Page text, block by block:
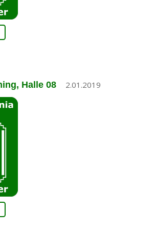
Halle 08 2.01.2019